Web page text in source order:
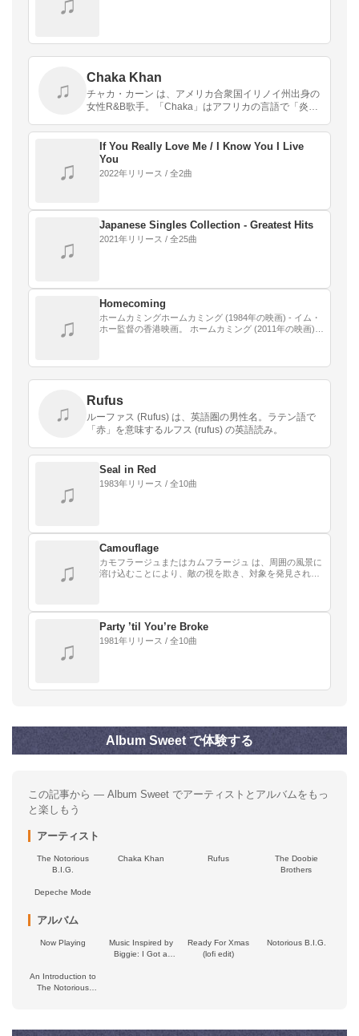
♫
Chaka Khan
チャカ・カーン は、アメリカ合衆国イリノイ州出身の
女性R&B歌手。「Chaka」はアフリカの言語で「炎」
いるが、英語圏では「シャカ」と発音する。「Kha…
♫
If You Really Love Me / I Know You I Live
You
2022年リリース / 全2曲
♫
Japanese Singles Collection - Greatest Hits
2021年リリース / 全25曲
♫
Homecoming
ホームカミングホームカミング (1984年の映画) - イム・
ホー監督の香港映画。 ホームカミング (2011年の映画) -
♫
Rufus
ルーファス (Rufus) は、英語圏の男性名。ラテン語で
「赤」を意味するルフス (rufus) の英語読み。
♫
Seal in Red
1983年リリース / 全10曲
♫
Camouflage
カモフラージュまたはカムフラージュ は、周囲の風景に
溶け込むことにより、敵の視を欺き、対象を発見されな
♫
Party ’til You’re Broke
1981年リリース / 全10曲
Album Sweet で体験する
この記事から — Album Sweet でアーティストとアルバムをもっ
と楽しもう
アーティスト
The Notorious
B.I.G.
Chaka Khan Rufus
The Doobie
Brothers
Depeche Mode
アルバム
Now Playing
Music Inspired by
Biggie: I Got a
Ready For Xmas
(lofi edit)
Notorious B.I.G.
An Introduction to
The Notorious